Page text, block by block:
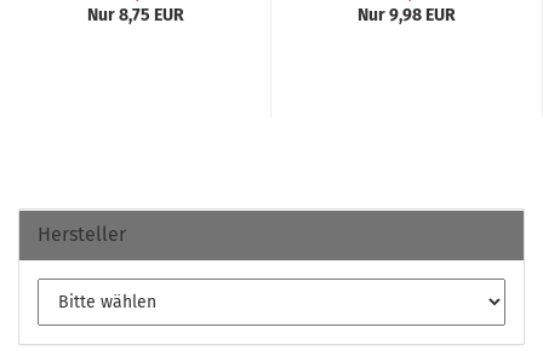
Nur 8,75 EUR
Nur 9,98 EUR
Hersteller